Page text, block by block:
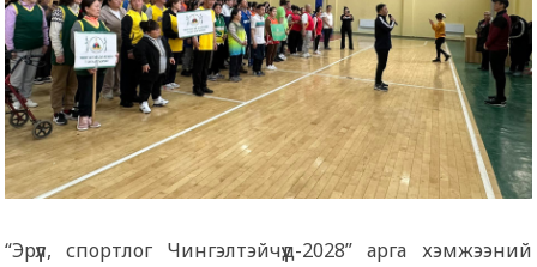
“Эрүүл, спортлог Чингэлтэйчүүд-2028” арга хэмжээний